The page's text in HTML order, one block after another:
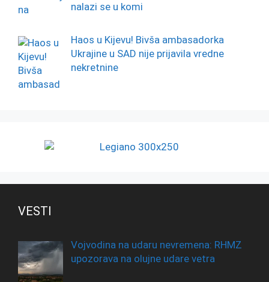
nalazi se u komi
Haos u Kijevu! Bivša ambasadorka
Ukrajine u SAD nije prijavila vredne
nekretnine
VESTI
Vojvodina na udaru nevremena: RHMZ
upozorava na olujne udare vetra